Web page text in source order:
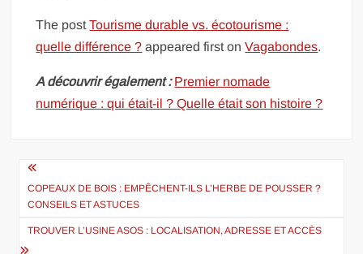
The postTourisme durable vs. écotourisme :
quelle différence ? appeared first onVagabondes.
A découvrir également : Premier nomade
numérique : qui était-il ? Quelle était son histoire ?
Navigation
de
l’article
COPEAUX DE BOIS : EMPÊCHENT-ILS L’HERBE DE POUSSER ?
CONSEILS ET ASTUCES
TROUVER L’USINE ASOS : LOCALISATION, ADRESSE ET ACCÈS